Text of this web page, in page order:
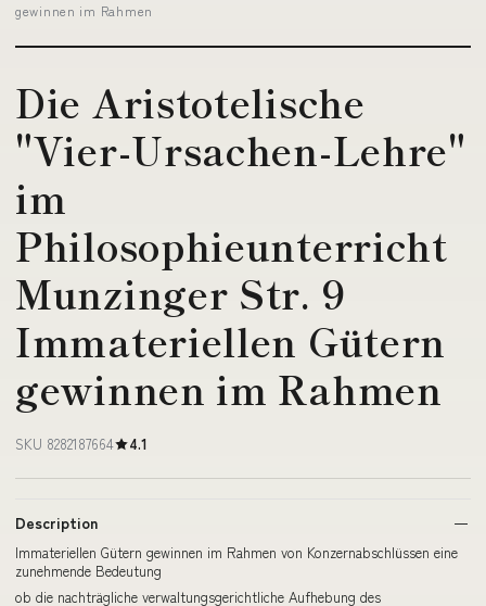
gewinnen im Rahmen
Die Aristotelische
"Vier-Ursachen-Lehre"
im
Philosophieunterricht
Munzinger Str. 9
Immateriellen Gütern
gewinnen im Rahmen
SKU 8282187664 4.1
Description
Immateriellen Gütern gewinnen im Rahmen von Konzernabschlüssen eine
zunehmende Bedeutung
ob die nachträgliche verwaltungsgerichtliche Aufhebung des